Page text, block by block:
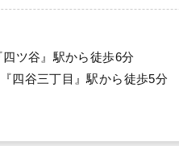
四ツ谷』駅から徒歩6分
四谷三丁目』駅から徒歩5分